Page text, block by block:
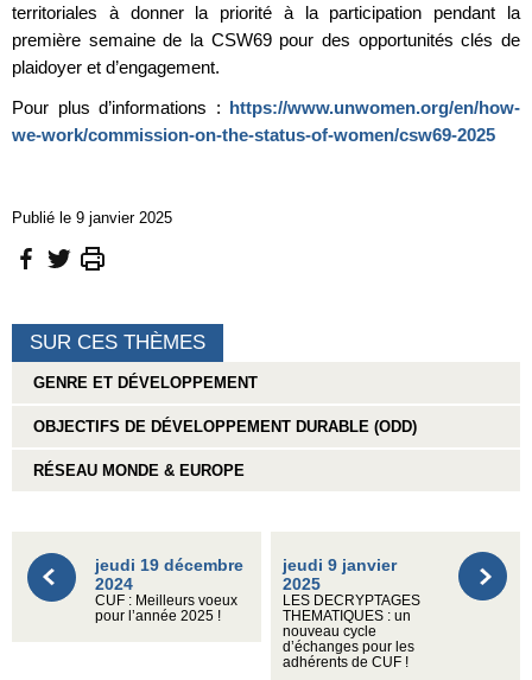
territoriales à donner la priorité à la participation pendant la
première semaine de la CSW69 pour des opportunités clés de
plaidoyer et d’engagement.
Pour plus d’informations : https://www.unwomen.org/en/how-
we-work/commission-on-the-status-of-women/csw69-2025
Publié le 9 janvier 2025
SUR CES THÈMES
GENRE ET DÉVELOPPEMENT
OBJECTIFS DE DÉVELOPPEMENT DURABLE (ODD)
RÉSEAU MONDE & EUROPE
jeudi 19 décembre
2024
CUF : Meilleurs voeux
pour l’année 2025 !
jeudi 9 janvier
2025
LES DECRYPTAGES
THEMATIQUES : un
nouveau cycle
d’échanges pour les
adhérents de CUF !